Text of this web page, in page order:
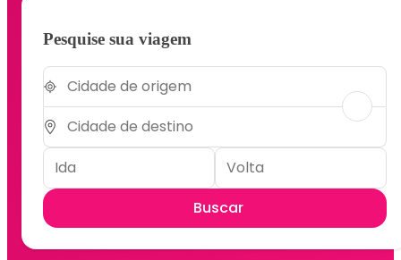
Pesquise sua viagem
Buscar